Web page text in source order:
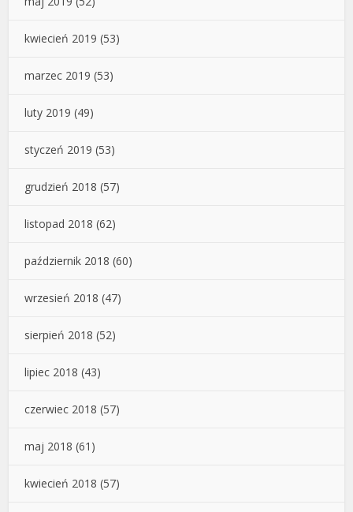
kwiecień 2019 (53)
marzec 2019 (53)
luty 2019 (49)
styczeń 2019 (53)
grudzień 2018 (57)
listopad 2018 (62)
październik 2018 (60)
wrzesień 2018 (47)
sierpień 2018 (52)
lipiec 2018 (43)
czerwiec 2018 (57)
maj 2018 (61)
kwiecień 2018 (57)